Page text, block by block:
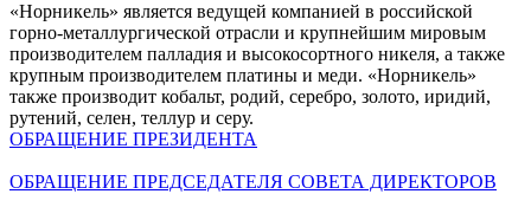
«Норникель» является ведущей компанией в российской
горно-металлургической отрасли и крупнейшим мировым
производителем палладия и высокосортного никеля, а также
крупным производителем платины и меди. «Норникель»
также производит кобальт, родий, серебро, золото, иридий,
рутений, селен, теллур и серу.
ОБРАЩЕНИЕ ПРЕЗИДЕНТА
ОБРАЩЕНИЕ ПРЕДСЕДАТЕЛЯ СОВЕТА ДИРЕКТОРОВ